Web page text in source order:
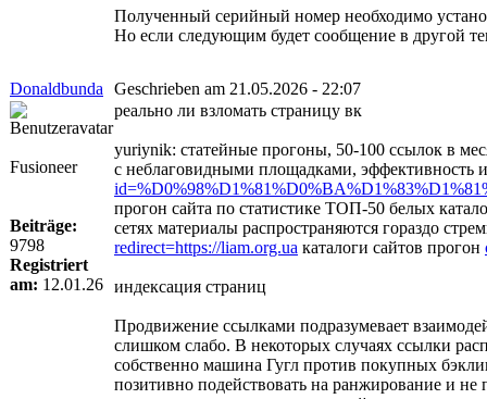
Полученный серийный номер необходимо
Но если следующим будет сообщение в другой
Donaldbunda Geschrieben am 21.05.2026 - 22:07
Fusioneer
Beiträge:
9798
Registriert
am: 12.01.26
реально ли взломать страницу вк
yuriynik: статейные прогоны, 50-100 ссылок в
с неблаговидными площадками, эффективность
прогон сайта по статистике ТОП-50 белых
сетях материалы распространяются гораздо
redirect=https://liam.org.ua каталоги сайтов прогон
индексация страниц
Продвижение ссылками подразумевает
слишком слабо. В некоторых случаях ссылки
собственно машина Гугл против покупных
позитивно подействовать на ранжирование и